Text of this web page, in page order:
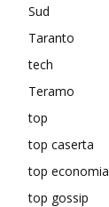
Sud
Taranto
tech
Teramo
top
top caserta
top economia
top gossip